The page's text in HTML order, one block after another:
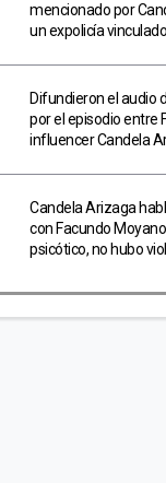
mencionado por
un expolicía
Difundieron el audio
por el episodio entre
influencer Candela
Candela Arizaga
con Facundo
psicótico, no hubo